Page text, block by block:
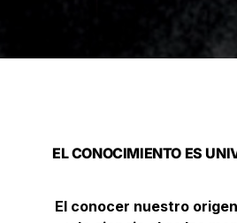
EL CONOCIMIENTO ES
El conocer nuestro